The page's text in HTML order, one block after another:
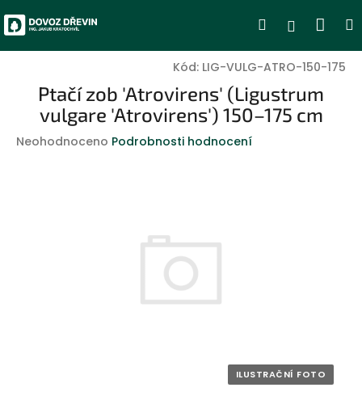
na
obsah
Hledat
Kód: LIG-VULG-ATRO-150-175
Ptačí zob 'Atrovirens' (Ligustrum
vulgare 'Atrovirens') 150–175 cm
Průměrné
Neohodnoceno Podrobnosti hodnocení